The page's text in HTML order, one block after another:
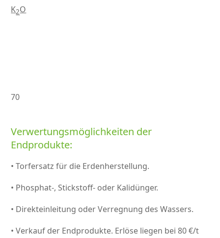
K2O
70
Verwertungsmöglichkeiten der
Endprodukte:
• Torfersatz für die Erdenherstellung.
• Phosphat-, Stickstoff- oder Kalidünger.
• Direkteinleitung oder Verregnung des Wassers.
• Verkauf der Endprodukte. Erlöse liegen bei 80 €/t